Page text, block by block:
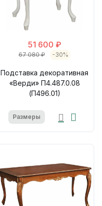
51 600 ₽
67 080 ₽ -30%
Подставка декоративная
«Верди» П4.487.0.08
(П496.01)
Размеры